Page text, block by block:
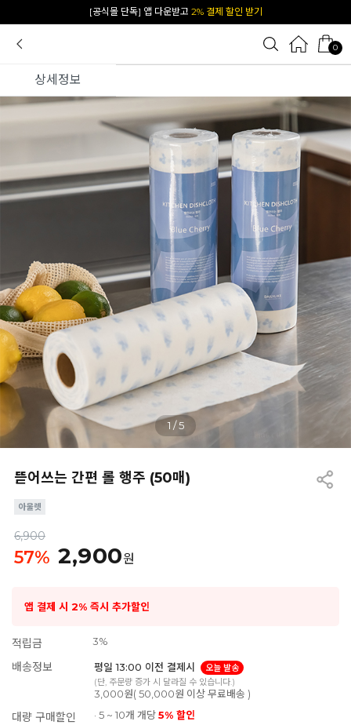
[공식몰 단독] 앱 다운받고 2% 결제 할인 받기
0
상세정보
1 /5
뜯어쓰는 간편 롤 행주 (50매)
6,900
57% 2,900원
앱 결제 시 2% 즉시 추가할인
적립금 3%
배송정보 평일 13:00 이전 결제시
오늘 발송
(단, 주문량 증가 시 달라질 수 있습니다.)
3,000원( 50,000원 이상 무료배송 )
대량 구매할인 · 5 ~ 10개 개당5% 할인